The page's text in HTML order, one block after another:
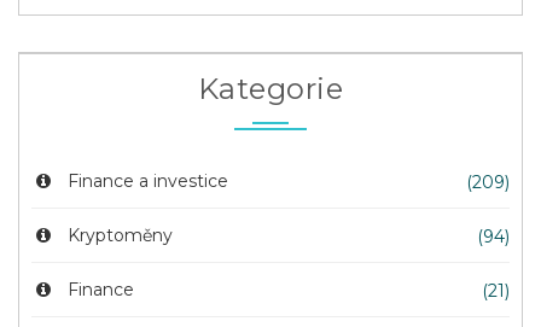
Kategorie
Finance a investice (209)
Kryptoměny (94)
Finance (21)